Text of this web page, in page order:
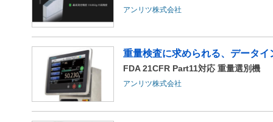
アンリツ株式会社
重量検査に求められる、データ
FDA 21CFR Part11対応 重量選別機
アンリツ株式会社